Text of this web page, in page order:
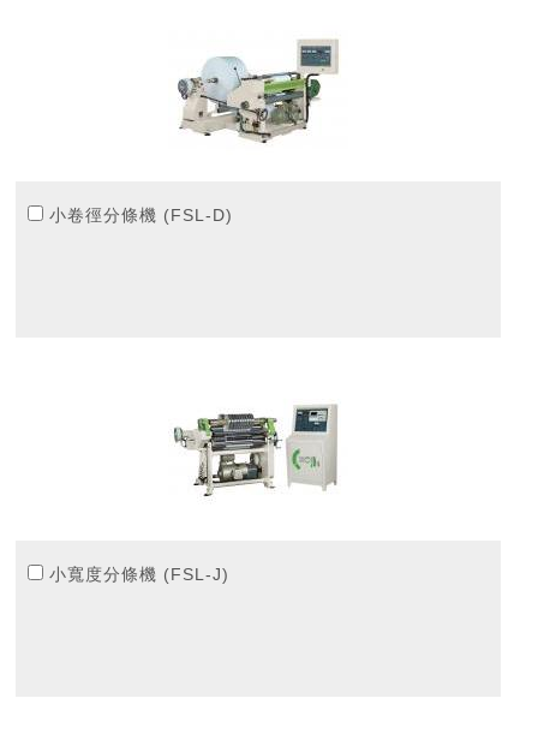
小卷徑分條機 (FSL-D)
小寬度分條機 (FSL-J)